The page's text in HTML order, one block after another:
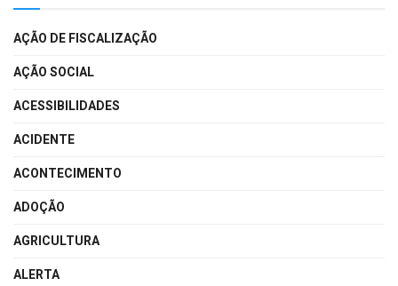
AÇÃO DE FISCALIZAÇÃO
AÇÃO SOCIAL
ACESSIBILIDADES
ACIDENTE
ACONTECIMENTO
ADOÇÃO
AGRICULTURA
ALERTA